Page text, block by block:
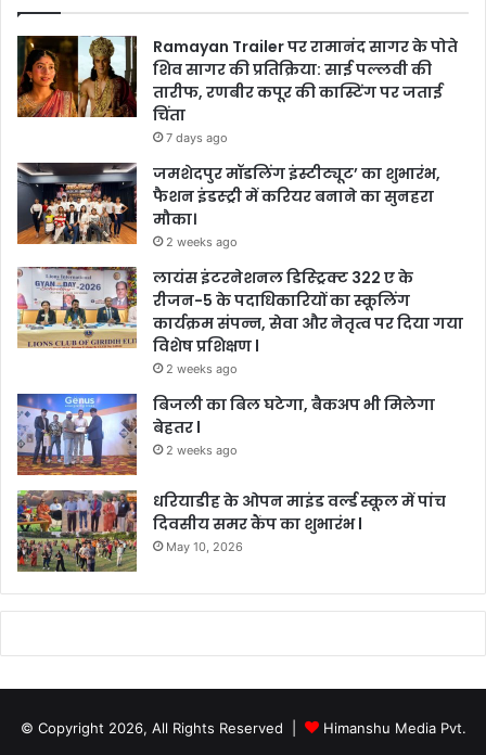
Ramayan Trailer पर रामानंद सागर के पोते
शिव सागर की प्रतिक्रिया: साई पल्लवी की
तारीफ, रणबीर कपूर की कास्टिंग पर जताई
चिंता
7 days ago
जमशेदपुर मॉडलिंग इंस्टीट्यूट’ का शुभारंभ,
फैशन इंडस्ट्री में करियर बनाने का सुनहरा
मौका।
2 weeks ago
लायंस इंटरनेशनल डिस्ट्रिक्ट 322 ए के
रीजन-5 के पदाधिकारियों का स्कूलिंग
कार्यक्रम संपन्न, सेवा और नेतृत्व पर दिया गया
विशेष प्रशिक्षण l
2 weeks ago
बिजली का बिल घटेगा, बैकअप भी मिलेगा
बेहतर l
2 weeks ago
धरियाडीह के ओपन माइंड वर्ल्ड स्कूल में पांच
दिवसीय समर कैंप का शुभारंभ l
May 10, 2026
© Copyright 2026, All Rights Reserved |
Himanshu Media Pvt.